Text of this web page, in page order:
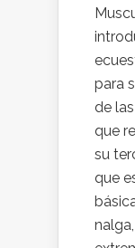
para
de
que
su
que